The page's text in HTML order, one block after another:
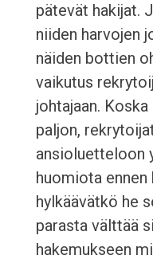
pätevät hakijat.
niiden harvojen
näiden bottien
vaikutus
johtajaan.
paljon,
ansioluetteloon
huomiota ennen
hylkäävätkö he
parasta välttää
hakemukseen